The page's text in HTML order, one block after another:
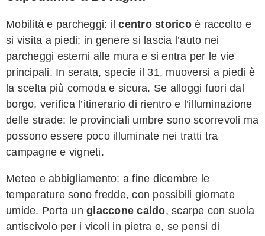
Mobilità e parcheggi: ilcentro storicoè raccolto e
si visita a piedi; in genere si lascia l’auto nei
parcheggi esterni alle mura e si entra per le vie
principali. In serata, specie il 31, muoversi a piedi è
la scelta più comoda e sicura. Se alloggi fuori dal
borgo, verifica l’itinerario di rientro e l’illuminazione
delle strade: le provinciali umbre sono scorrevoli ma
possono essere poco illuminate nei tratti tra
campagne e vigneti.
Meteo e abbigliamento: a fine dicembre le
temperature sono fredde, con possibili giornate
umide. Porta un giaccone caldo, scarpe con suola
antiscivolo per i vicoli in pietra e, se pensi di